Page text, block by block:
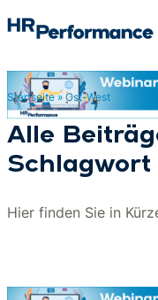
Startseite» Ost-West
Alle
Schlagwort
Hier finden Sie in